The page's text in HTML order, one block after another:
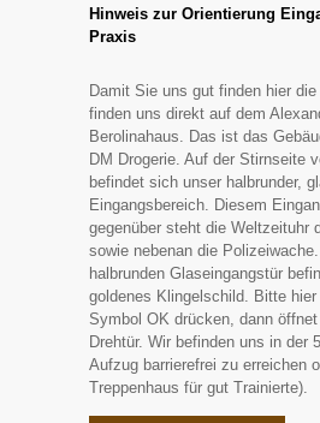
Hinweis zur Orientierung
Praxis
Damit Sie uns gut finden hier
finden uns direkt auf dem
Berolinahaus. Das ist das
DM Drogerie. Auf der Stirnseite
befindet sich unser halbrunder,
Eingangsbereich. Diesem
gegenüber steht die Weltzeituhr
sowie nebenan die
halbrunden Glaseingangstür
goldenes Klingelschild. Bitte
Symbol OK drücken, dann
Drehtür. Wir befinden uns in der
Aufzug barrierefrei zu erreichen
Treppenhaus für gut Trainierte).